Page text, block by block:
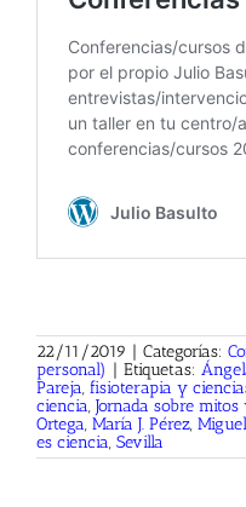
22/11/2019 | Categorías:
personal) | Etiquetas:
Pareja, fisioterapia y
ciencia, Jornada sobre
Ortega, María J. Pérez,
es ciencia, Sevilla